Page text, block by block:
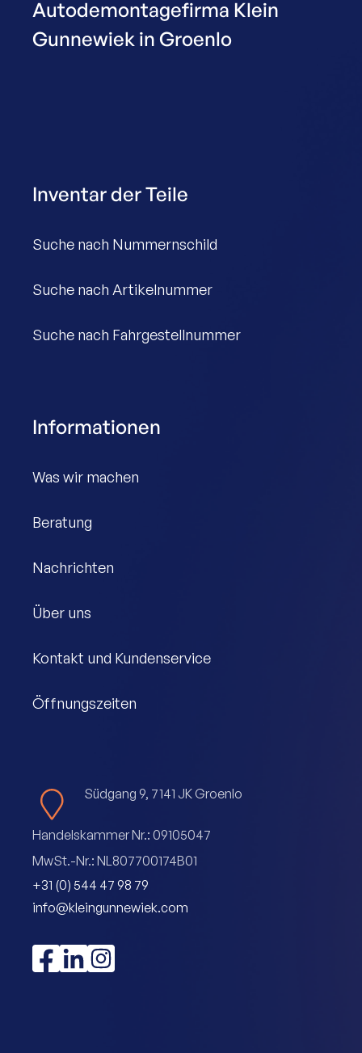
Autodemontagefirma Klein
Gunnewiek in Groenlo
Inventar der Teile
Suche nach Nummernschild
Suche nach Artikelnummer
Suche nach Fahrgestellnummer
Informationen
Was wir machen
Beratung
Nachrichten
Über uns
Kontakt und Kundenservice
Öffnungszeiten
Südgang 9, 7141 JK Groenlo
Handelskammer Nr.: 09105047
MwSt.-Nr.: NL807700174B01
+31 (0) 544 47 98 79
info@kleingunnewiek.com